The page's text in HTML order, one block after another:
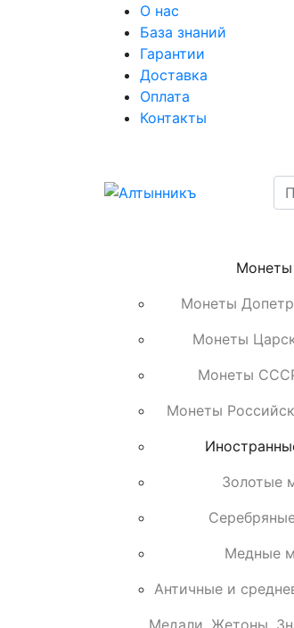
О нас
База знаний
Гарантии
Доставка
Оплата
Контакты
Монеты
Монеты
Монеты
Монеты
Монеты
Золотые
Медные
Античные и
Медали, Жетоны,